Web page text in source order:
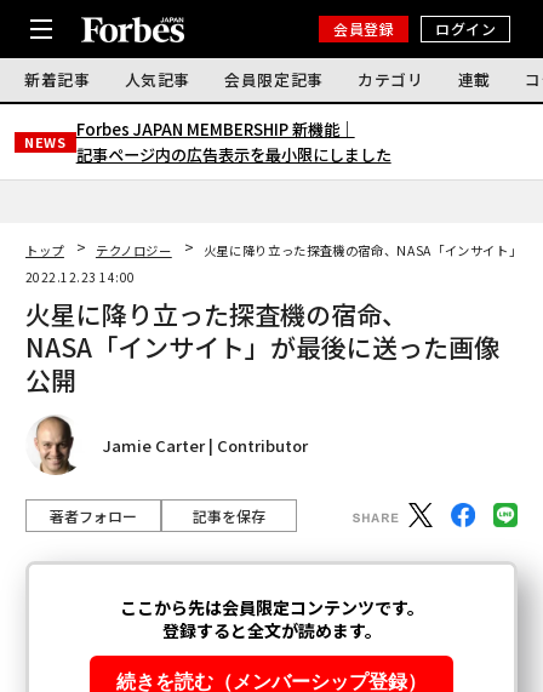
会員登録 ログイン
新着記事 人気記事 会員限定記事 カテゴリ 連載
NEWS
Forbes JAPAN MEMBERSHIP 新機能｜
記事ページ内の広告表示を最小限にしました
トップ テクノロジー
火星に降り立った探査機の宿命、NASA「インサイト」が
2022.12.23 14:00
火星に降り立った探査機の宿命、
NASA「インサイト」が最後に送った画像
公開
Jamie Carter | Contributor
著者フォロー 記事を保存